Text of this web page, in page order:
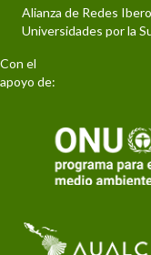
Alianza de Redes
Universidades por la
Con el
apoyo de: